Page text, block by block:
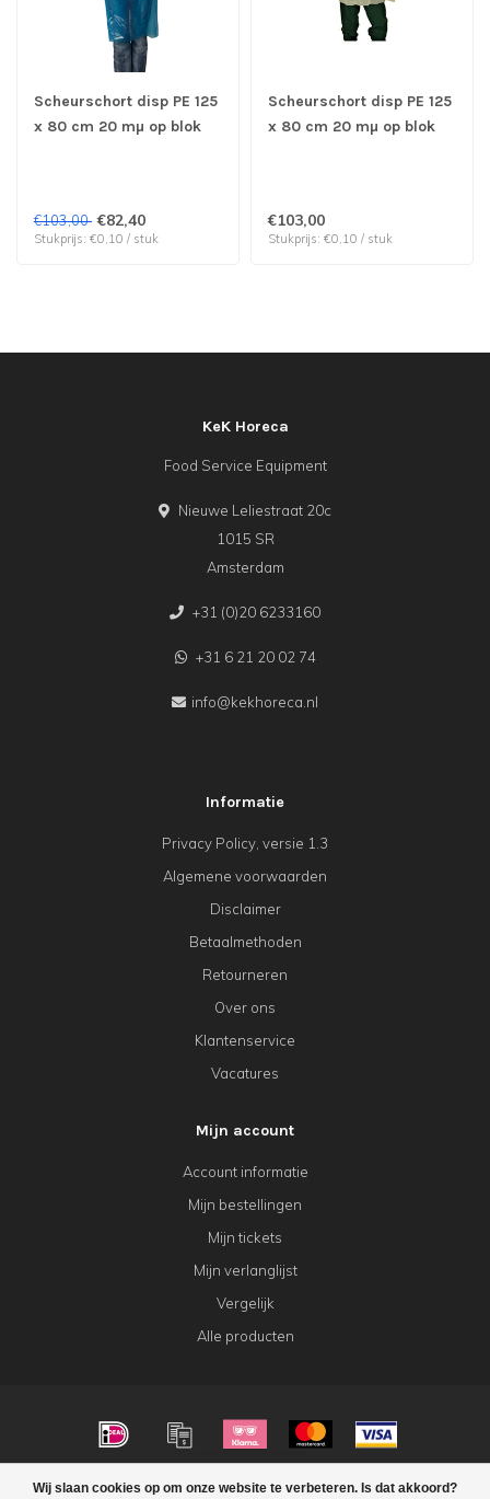
Scheurschort disp PE 125
x 80 cm 20 mµ op blok
€103,00 €82,40
Stukprijs: €0,10 / stuk
Scheurschort disp PE 125
x 80 cm 20 mµ op blok
€103,00
Stukprijs: €0,10 / stuk
Wij slaan cookies op om onze website te verbeteren. Is dat akkoord?
KeK Horeca
Food Service Equipment
Nieuwe Leliestraat 20c
1015 SR
Amsterdam
+31 (0)20 6233160
+31 6 21 20 02 74
info@kekhoreca.nl
Informatie
Privacy Policy, versie 1.3
Algemene voorwaarden
Disclaimer
Betaalmethoden
Retourneren
Over ons
Klantenservice
Vacatures
Mijn account
Account informatie
Mijn bestellingen
Mijn tickets
Mijn verlanglijst
Vergelijk
Alle producten
© Copyright 2026 KeK Horeca